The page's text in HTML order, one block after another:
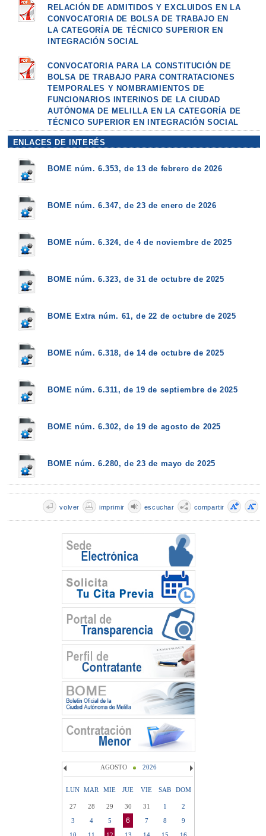
RELACIÓN DE ADMITIDOS Y EXCLUIDOS EN LA
CONVOCATORIA DE BOLSA DE TRABAJO EN
LA CATEGORÍA DE TÉCNICO SUPERIOR EN
INTEGRACIÓN SOCIAL
CONVOCATORIA PARA LA CONSTITUCIÓN DE
BOLSA DE TRABAJO PARA CONTRATACIONES
TEMPORALES Y NOMBRAMIENTOS DE
FUNCIONARIOS INTERINOS DE LA CIUDAD
AUTÓNOMA DE MELILLA EN LA CATEGORÍA DE
TÉCNICO SUPERIOR EN INTEGRACIÓN SOCIAL
ENLACES DE INTERÉS
BOME núm. 6.353, de 13 de febrero de 2026
BOME núm. 6.347, de 23 de enero de 2026
BOME núm. 6.324, de 4 de noviembre de 2025
BOME núm. 6.323, de 31 de octubre de 2025
BOME Extra núm. 61, de 22 de octubre de 2025
BOME núm. 6.318, de 14 de octubre de 2025
BOME núm. 6.311, de 19 de septiembre de 2025
BOME núm. 6.302, de 19 de agosto de 2025
BOME núm. 6.280, de 23 de mayo de 2025
compartir
escuchar
imprimir
volver
AGOSTO 2026
LUN MAR MIE JUE VIE SAB DOM
27 28 29 30 31 1
2
3
4 5 6 7 8
9